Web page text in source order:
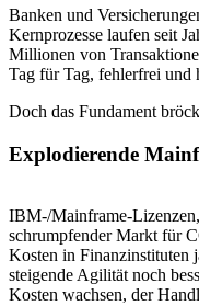
Banken und
Kernprozesse laufen seit
Millionen von
Tag für Tag, fehlerfrei und
Doch das Fundament
Explodierende
IBM-/Mainframe-
schrumpfender Markt für
Kosten in Finanzinstituten
steigende Agilität noch
Kosten wachsen, der